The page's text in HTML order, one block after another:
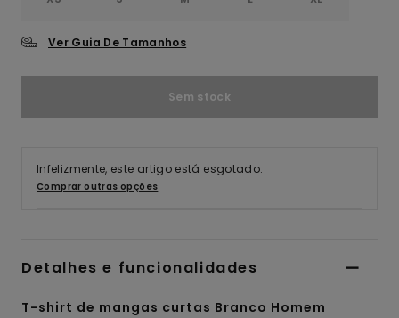
Ver Guia De Tamanhos
Sem stock
Infelizmente, este artigo está esgotado.
Comprar outras opções
Detalhes e funcionalidades
T-shirt de mangas curtas Branco Homem